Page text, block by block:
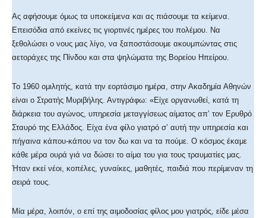
Ας αφήσουμε όμως τα υποκείμενα και ας πιάσουμε τα κείμενα.
Επεισόδια από εκείνες τις γιορτινές ημέρες του πολέμου. Να
ξεθολώσει ο νους μας λίγο, να ξαποστάσουμε ακουμπώντας στις
αετοράχες της Πίνδου και στα ψηλώματα της Βορείου Ηπείρου.
Το 1960 ομιλητής, κατά την εορτάσιμο ημέρα, στην Ακαδημία Αθηνών
είναι ο Στρατής Μυριβήλης. Αντιγράφω: «Είχε οργανωθεί, κατά τη
διάρκεια του αγώνος, υπηρεσία μεταγγίσεως αίματος απʼ τον Ερυθρό
Σταυρό της Ελλάδος. Είχα ένα φίλο γιατρό σʼ αυτή την υπηρεσία και
πήγαινα κάπου-κάπου να τον δω και να τα πούμε. Ο κόσμος έκαμε
κάθε μέρα ουρά γιά να δώσει το αίμα του για τους τραυματίες μας.
Ήταν εκεί νέοι, κοπέλες, γυναίκες, μαθητές, παιδιά που περίμεναν τη
σειρά τους.
Μία μέρα, λοιπόν, ο επί της αιμοδοσίας φίλος μου γιατρός, είδε μέσα